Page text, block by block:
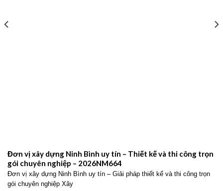
Đơn vị xây dựng Ninh Bình uy tín – Thiết kế và thi công trọn
gói chuyên nghiệp – 2026NM664
Đơn vị xây dựng Ninh Bình uy tín – Giải pháp thiết kế và thi công trọn
gói chuyên nghiệp Xây